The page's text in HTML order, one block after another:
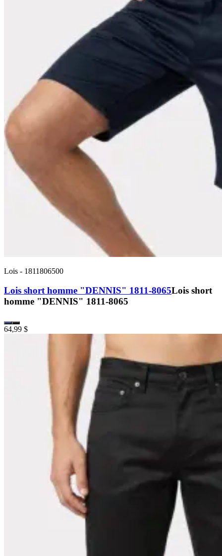
Lois - 1811806500
Lois short homme "DENNIS" 1811-8065Lois short
homme "DENNIS" 1811-8065
64,99 $